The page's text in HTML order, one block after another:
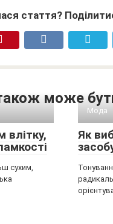
стаття?
може
влітку,
сухим,
Мода
Як